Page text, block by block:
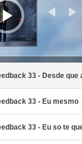
33 - Desde que
33 - Eu mesmo
33 - Eu so te